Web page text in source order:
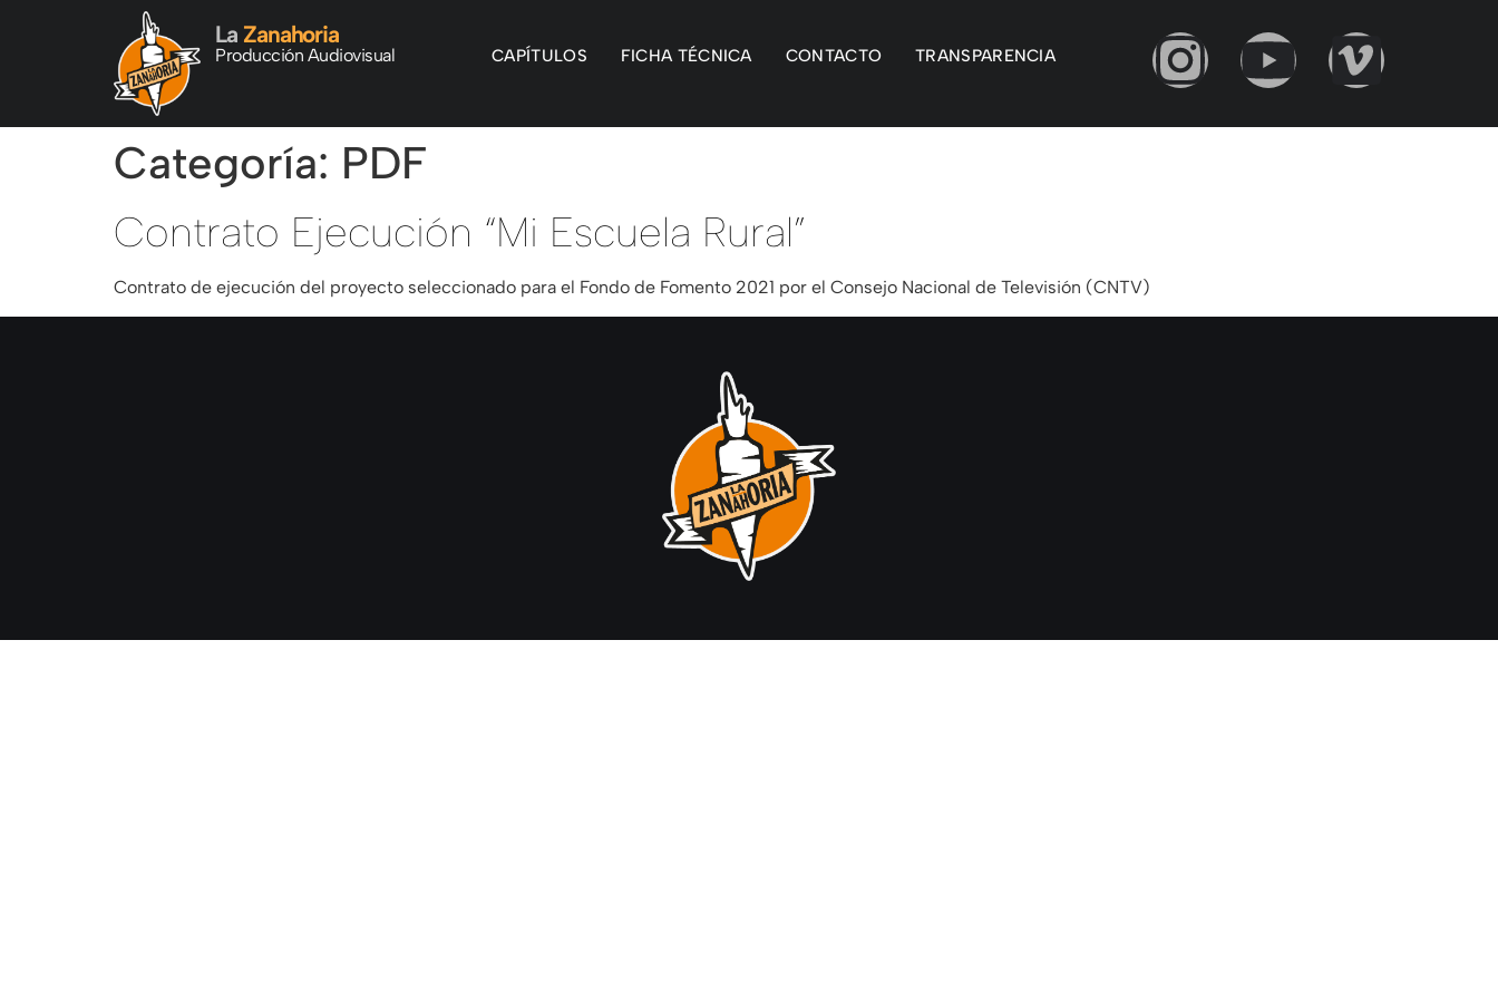
La Zanahoria
Producción Audiovisual CAPÍTULOS FICHA TÉCNICA CONTACTO TRANSPARENCIA
Categoría: PDF
Contrato Ejecución “Mi Escuela Rural”
Contrato de ejecución del proyecto seleccionado para el Fondo de Fomento 2021 por el Consejo Nacional de Televisión (CNTV)